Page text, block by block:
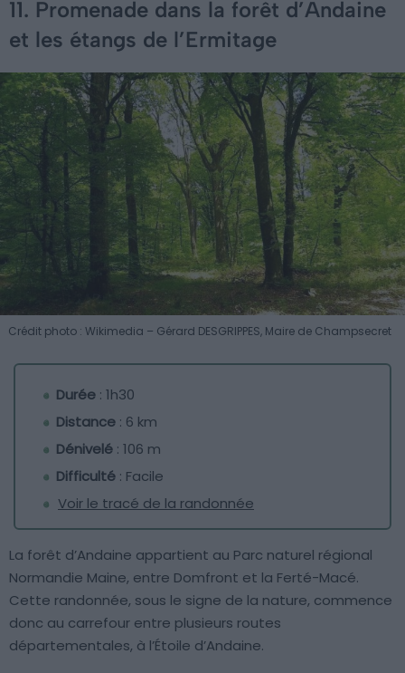
11. Promenade dans la forêt d’Andaine
et les étangs de l’Ermitage
Crédit photo : Wikimedia – Gérard DESGRIPPES, Maire de Champsecret
Durée : 1h30
Distance : 6 km
Dénivelé : 106 m
Difficulté : Facile
Voir le tracé de la randonnée
La forêt d’Andaine appartient au Parc naturel régional
Normandie Maine, entre Domfront et la Ferté-Macé.
Cette randonnée, sous le signe de la nature, commence
donc au carrefour entre plusieurs routes
départementales, à l’Étoile d’Andaine.